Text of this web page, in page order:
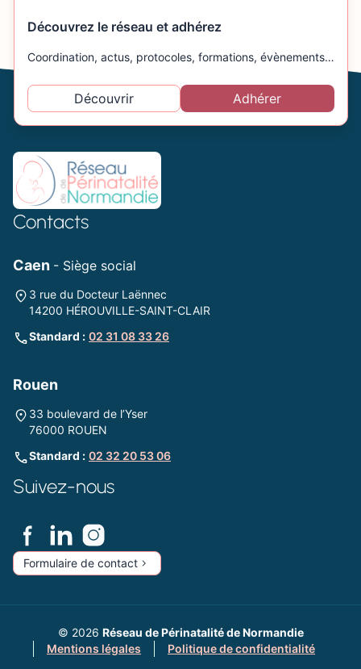
Découvrez le réseau et adhérez
Coordination, actus, protocoles, formations, évènements…
Découvrir Adhérer
Contacts
Caen - Siège social
3 rue du Docteur Laënnec
14200 HÉROUVILLE-SAINT-CLAIR
Standard : 02 31 08 33 26
Rouen
33 boulevard de l’Yser
76000 ROUEN
Standard : 02 32 20 53 06
Suivez-nous
Formulaire de contact
© 2026 Réseau de Périnatalité de Normandie
Mentions légales
Politique de confidentialité